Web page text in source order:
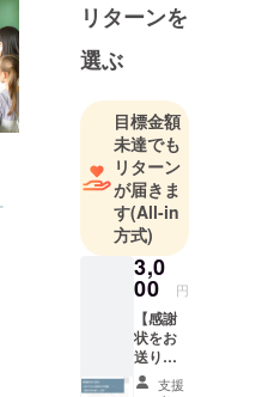
当社の社名
にも含まれ
ている
「パッシブ
デザイン」
とは、
太陽をはじ
めとする
風・水・空
気・植物と
いった自然
の力を使っ
て温熱環境
を整え、そ
リターンを
選ぶ
目標金額
未達でも
リターン
が届きま
す(All-in
方式)
3,0
00 円
【感謝
状をお
送りし
ます】
支援